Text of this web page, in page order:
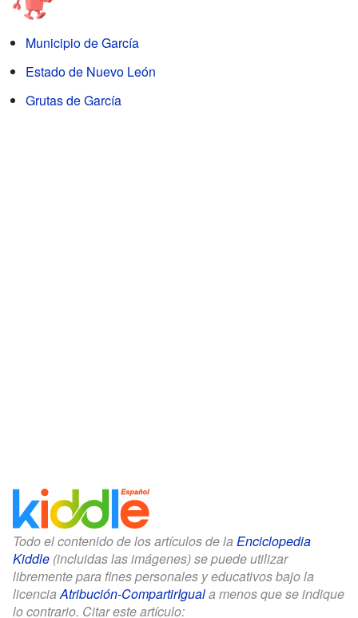
Municipio de García
Estado de Nuevo León
Grutas de García
Todo el contenido de los artículos de la Enciclopedia
Kiddle (incluidas las imágenes) se puede utilizar
libremente para fines personales y educativos bajo la
licenciaAtribución-CompartirIguala menos que se indique
lo contrario. Citar este artículo: